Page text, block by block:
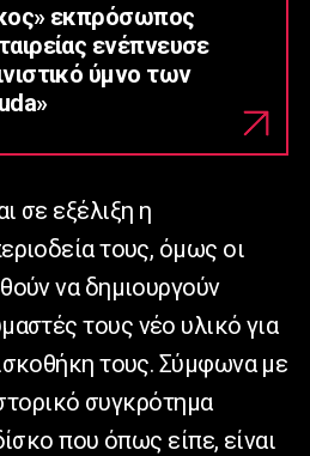
εκπρόσωπος
ενέπνευσε
ύμνο των
σε εξέλιξη η
τους, όμως οι
να δημιουργούν
τους νέο υλικό για
τους. Σύμφωνα με
συγκρότημα
που όπως είπε, είναι